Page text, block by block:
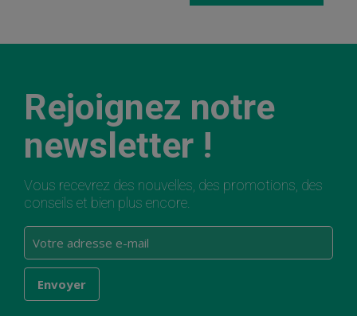
Rejoignez notre
newsletter !
Vous recevrez des nouvelles, des promotions, des
conseils et bien plus encore.